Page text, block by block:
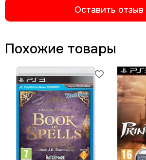
Оставить отзыв
Похожие товары